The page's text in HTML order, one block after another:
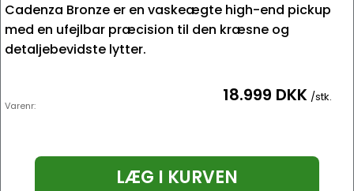
Cadenza Bronze er en vaskeægte high-end pickup
med en ufejlbar præcision til den kræsne og
detaljebevidste lytter.
Varenr: 18.999 DKK /stk.
LÆG I KURVEN